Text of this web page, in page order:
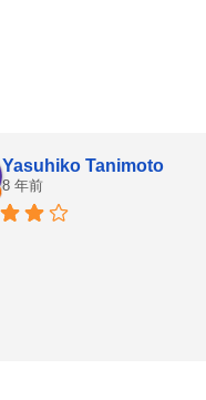
Yasuhiko Tanimoto
8 年前